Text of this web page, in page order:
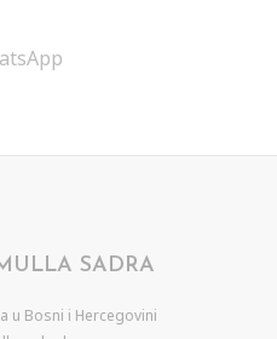
SADRA
u Bosni i Hercegovini